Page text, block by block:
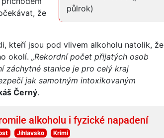
půlrok)
že
kteří jsou pod vlivem alkoholu natolik, že
okolí. „Rekordní počet přijatých osob
záchytné stanice je pro celý kraj
jak samotným intoxikovaným
Černý.
alkoholu i fyzické napadení
Jihlavsko Krimi